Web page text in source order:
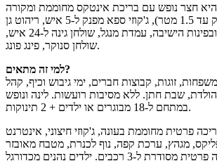
חצר נופש עם בריכת אינטקס מחוממת ומקורה
בעונה (מגודרת, עומק עד 1.5 מטר), ג'קוזי ספא מפנק ל-5 איש, ריהוט גן
נוח בפינות השיזוף ובפינות הישיבה, עמדת מנגל, שולחן גינה ל-24 איש,
שולחן סנוקר, פינג פונג.
למי זה מתאים?
זוגות, קבוצות חברים, ימי גיבוש וכיף, קהל
הולדת, שבת חתן. ללא מסיבות רועשות. לינה ונופש
במתחם ל-18 מבוגרים או ילדים + 2 תינוקות.
פרטית מחוממת בעונה, ג'קוזי חיצוני, אינטרנט
מגהץ, ערכת קפה, נוף לכנרת, מטבח מאובזר
שיש בו הכול, חנייה פרטית מסודרת ל-3 רכבים. ילדים נהנים מכדורגל